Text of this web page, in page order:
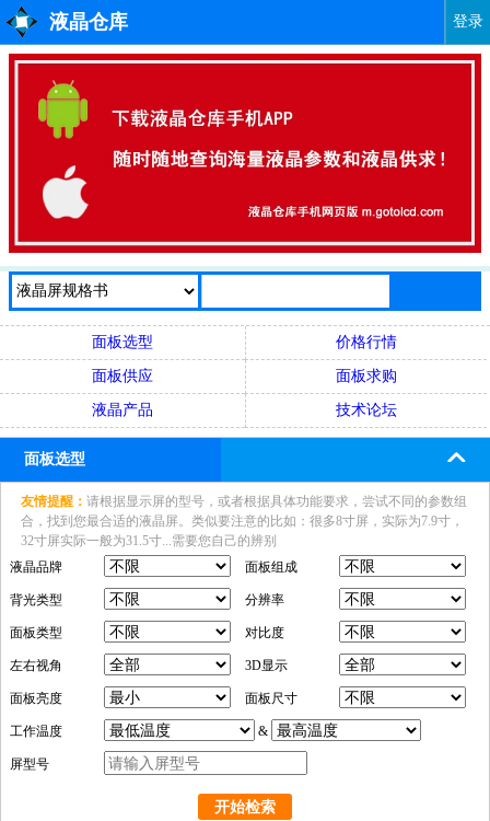
液晶仓库 登录
面板选型 价格行情
面板供应 面板求购
液晶产品 技术论坛
面板选型
友情提醒： 请根据显示屏的型号，或者根据具体功能要求，尝试不同的参数组
合，找到您最合适的液晶屏。类似要注意的比如：很多8寸屏，实际为7.9寸，
32寸屏实际一般为31.5寸...需要您自己的辨别
液晶品牌
面板组成
背光类型 分辨率
面板类型 对比度
左右视角 3D显示
面板亮度 面板尺寸
工作温度 &
屏型号
开始检索